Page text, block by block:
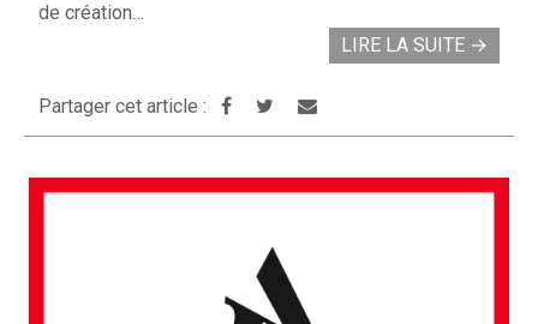
de création…
LIRE LA SUITE →
Partager cet article :